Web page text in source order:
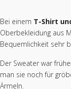
Bei einem T-Shirt
Oberbekleidung aus
Bequemlichkeit sehr
Der Sweater war
man sie noch für
Ärmeln.